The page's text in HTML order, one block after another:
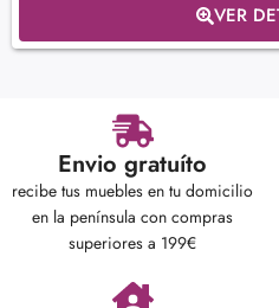
VER
Envio gratuíto
recibe tus muebles en tu domicilio
en la península con compras
superiores a 199€